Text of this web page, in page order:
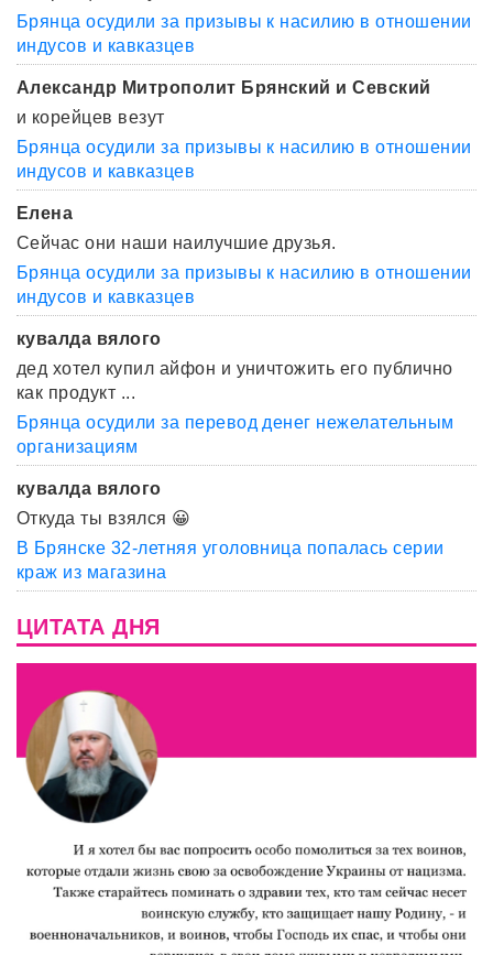
Брянца осудили за призывы к насилию в отношении
индусов и кавказцев
Александр Митрополит Брянский и Севский
и корейцев везут
Брянца осудили за призывы к насилию в отношении
индусов и кавказцев
Елена
Сейчас они наши наилучшие друзья.
Брянца осудили за призывы к насилию в отношении
индусов и кавказцев
кувалда вялого
дед хотел купил айфон и уничтожить его публично
как продукт ...
Брянца осудили за перевод денег нежелательным
организациям
кувалда вялого
Откуда ты взялся 😀
В Брянске 32-летняя уголовница попалась серии
краж из магазина
ЦИТАТА ДНЯ